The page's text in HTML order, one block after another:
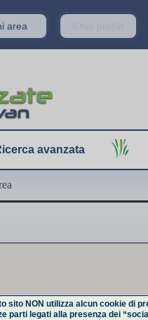
avanzata
area
sito NON utilizza alcun cookie di
parti legati alla presenza dei